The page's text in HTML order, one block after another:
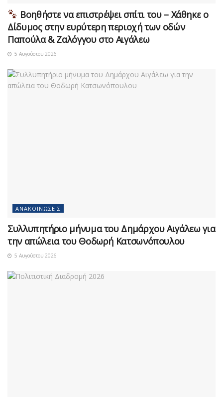
Βοηθήστε να επιστρέψει σπίτι του – Χάθηκε ο
Δίδυμος στην ευρύτερη περιοχή των οδών
Παπούλα & Ζαλόγγου στο Αιγάλεω
5 Αυγούστου 2026
ΑΝΑΚΟΙΝΏΣΕΙΣ
Συλλυπητήριο μήνυμα του Δημάρχου Αιγάλεω για
την απώλεια του Θοδωρή Κατσωνόπουλου
5 Αυγούστου 2026